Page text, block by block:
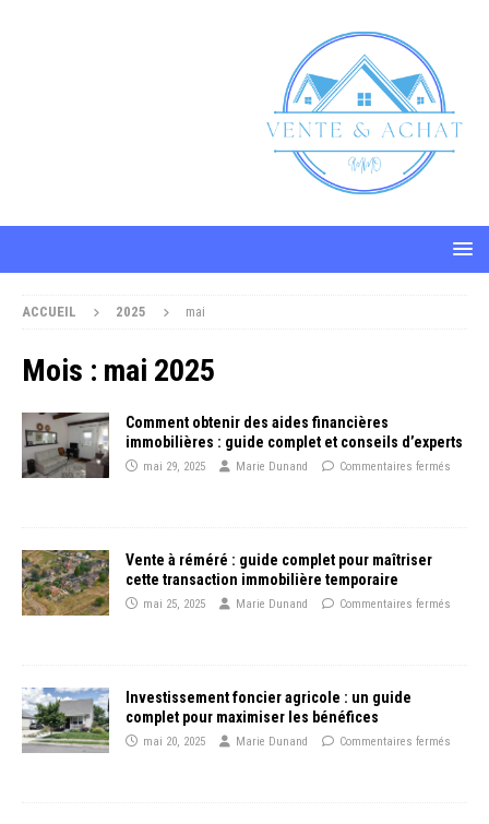
ACCUEIL 2025 mai
Mois : mai 2025
Comment obtenir des aides financières
immobilières : guide complet et conseils d’experts
mai 29, 2025 Marie Dunand Commentaires fermés
Vente à réméré : guide complet pour maîtriser
cette transaction immobilière temporaire
mai 25, 2025 Marie Dunand Commentaires fermés
Investissement foncier agricole : un guide
complet pour maximiser les bénéfices
mai 20, 2025 Marie Dunand Commentaires fermés